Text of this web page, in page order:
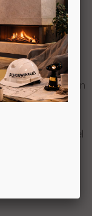
is een
uitstraling en
op de WAN
stijlvolle stalen
van
maar ook als
is. De houtkachel
handgreep die
hendels.